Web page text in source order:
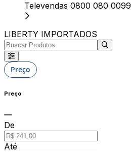
Televendas 0800 080 0099
LIBERTY IMPORTADOS
Preço
Preço
De
Até